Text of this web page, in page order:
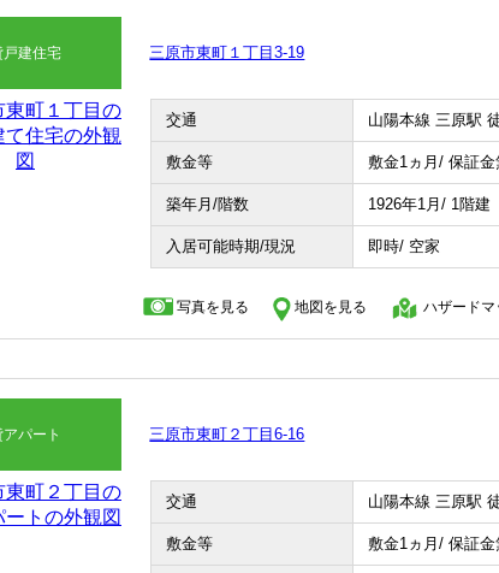
戸建住宅 三原市東町１丁目3-19
交通 山陽本線 三原駅
敷金等 敷金1ヵ月/ 保証
築年月/階数 1926年1月/ 1階建
入居可能時期/現況 即時/ 空家
写真を見る 地図を見る ハザードマ
アパート 三原市東町２丁目6-16
交通 山陽本線 三原駅
敷金等 敷金1ヵ月/ 保証金